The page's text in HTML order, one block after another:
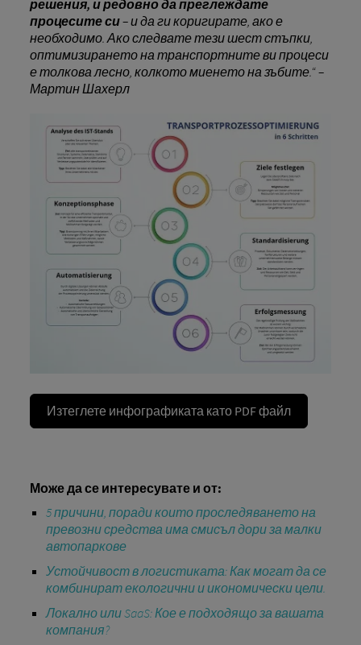
решения, и редовно да преглеждате
процесите си– и да ги коригирате, ако е
необходимо. Ако следвате тези шест стъпки,
оптимизирането на транспортните ви процеси
е толкова лесно, колкото миенето на зъбите.“ –
Мартин Шахерл
Изтеглете инфографиката като PDF файл
Може да се интересувате и от:
5 причини, поради които проследяването на
превозни средства има смисъл дори за малки
автопаркове
Устойчивост в логистиката: Как могат да се
комбинират екологични и икономически цели.
Локално или SaaS: Кое е подходящо за вашата
компания?